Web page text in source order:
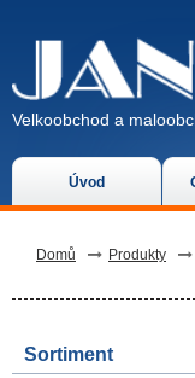
Úvod
Velkoobchod a
Domů Produkty
Sortiment